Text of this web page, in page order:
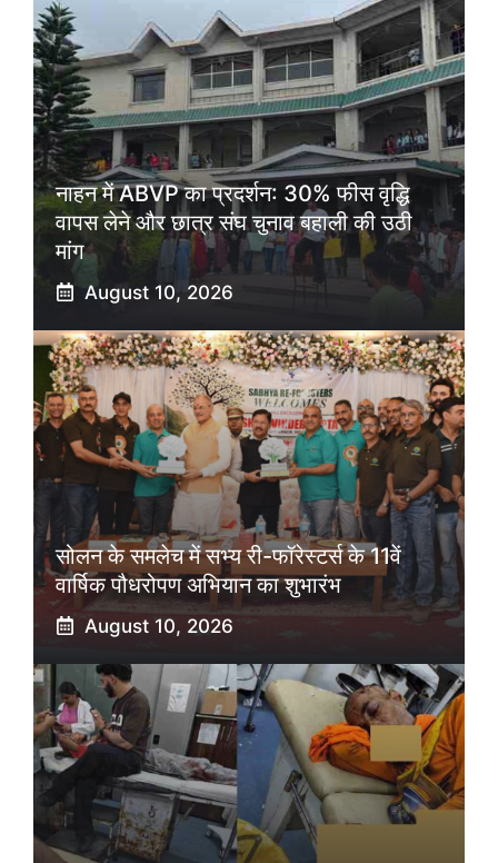
नाहन में ABVP का प्रदर्शन: 30% फीस वृद्धि
वापस लेने और छात्र संघ चुनाव बहाली की उठी
मांग
August 10, 2026
सोलन के समलेच में सभ्य री-फॉरेस्टर्स के 11वें
वार्षिक पौधरोपण अभियान का शुभारंभ
August 10, 2026